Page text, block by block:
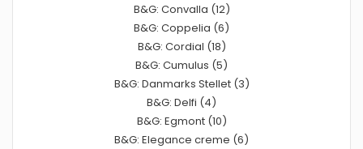
B&G: Convalla (12)
B&G: Coppelia (6)
B&G: Cordial (18)
B&G: Cumulus (5)
B&G: Danmarks Stellet (3)
B&G: Delfi (4)
B&G: Egmont (10)
B&G: Elegance creme (6)